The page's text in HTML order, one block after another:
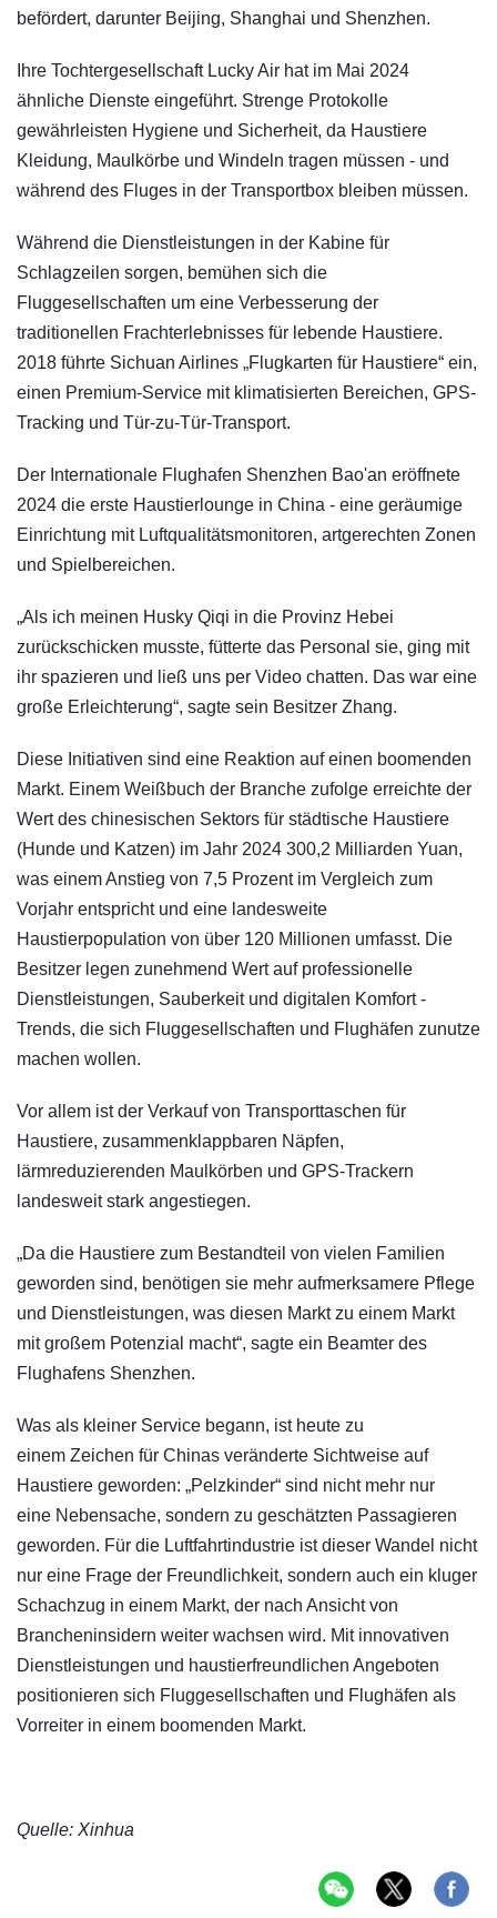
befördert, darunter Beijing, Shanghai und Shenzhen.
Ihre Tochtergesellschaft Lucky Air hat im Mai 2024
ähnliche Dienste eingeführt. Strenge Protokolle
gewährleisten Hygiene und Sicherheit, da Haustiere
Kleidung, Maulkörbe und Windeln tragen müssen - und
während des Fluges in der Transportbox bleiben müssen.
Während die Dienstleistungen in der Kabine für
Schlagzeilen sorgen, bemühen sich die
Fluggesellschaften um eine Verbesserung der
traditionellen Frachterlebnisses für lebende Haustiere.
2018 führte Sichuan Airlines „Flugkarten für Haustiere“ ein,
einen Premium-Service mit klimatisierten Bereichen, GPS-
Tracking und Tür-zu-Tür-Transport.
Der Internationale Flughafen Shenzhen Bao'an eröffnete
2024 die erste Haustierlounge in China - eine geräumige
Einrichtung mit Luftqualitätsmonitoren, artgerechten Zonen
und Spielbereichen.
„Als ich meinen Husky Qiqi in die Provinz Hebei
zurückschicken musste, fütterte das Personal sie, ging mit
ihr spazieren und ließ uns per Video chatten. Das war eine
große Erleichterung“, sagte sein Besitzer Zhang.
Diese Initiativen sind eine Reaktion auf einen boomenden
Markt. Einem Weißbuch der Branche zufolge erreichte der
Wert des chinesischen Sektors für städtische Haustiere
(Hunde und Katzen) im Jahr 2024 300,2 Milliarden Yuan,
was einem Anstieg von 7,5 Prozent im Vergleich zum
Vorjahr entspricht und eine landesweite
Haustierpopulation von über 120 Millionen umfasst. Die
Besitzer legen zunehmend Wert auf professionelle
Dienstleistungen, Sauberkeit und digitalen Komfort -
Trends, die sich Fluggesellschaften und Flughäfen zunutze
machen wollen.
Vor allem ist der Verkauf von Transporttaschen für
Haustiere, zusammenklappbaren Näpfen,
lärmreduzierenden Maulkörben und GPS-Trackern
landesweit stark angestiegen.
„Da die Haustiere zum Bestandteil von vielen Familien
geworden sind, benötigen sie mehr aufmerksamere Pflege
und Dienstleistungen, was diesen Markt zu einem Markt
mit großem Potenzial macht“, sagte ein Beamter des
Flughafens Shenzhen.
Was als kleiner Service begann, ist heute zu
einem Zeichen für Chinas veränderte Sichtweise auf
Haustiere geworden: „Pelzkinder“ sind nicht mehr nur
eine Nebensache, sondern zu geschätzten Passagieren
geworden. Für die Luftfahrtindustrie ist dieser Wandel nicht
nur eine Frage der Freundlichkeit, sondern auch ein kluger
Schachzug in einem Markt, der nach Ansicht von
Brancheninsidern weiter wachsen wird. Mit innovativen
Dienstleistungen und haustierfreundlichen Angeboten
positionieren sich Fluggesellschaften und Flughäfen als
Vorreiter in einem boomenden Markt.
Quelle: Xinhua